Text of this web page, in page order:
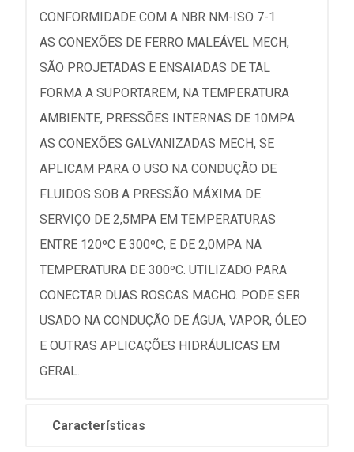
CONFORMIDADE COM A NBR NM-ISO 7-1.
AS CONEXÕES DE FERRO MALEÁVEL MECH,
SÃO PROJETADAS E ENSAIADAS DE TAL
FORMA A SUPORTAREM, NA TEMPERATURA
AMBIENTE, PRESSÕES INTERNAS DE 10MPA.
AS CONEXÕES GALVANIZADAS MECH, SE
APLICAM PARA O USO NA CONDUÇÃO DE
FLUIDOS SOB A PRESSÃO MÁXIMA DE
SERVIÇO DE 2,5MPA EM TEMPERATURAS
ENTRE 120ºC E 300ºC, E DE 2,0MPA NA
TEMPERATURA DE 300ºC. UTILIZADO PARA
CONECTAR DUAS ROSCAS MACHO. PODE SER
USADO NA CONDUÇÃO DE ÁGUA, VAPOR, ÓLEO
E OUTRAS APLICAÇÕES HIDRÁULICAS EM
GERAL.
Características